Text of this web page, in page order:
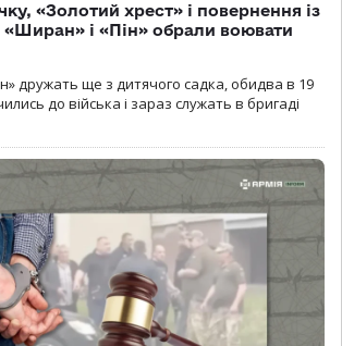
«Золотий хрест» і повернення із
і «Пін» обрали воювати
дружать ще з дитячого садка, обидва в 19
до війська і зараз служать в бригаді